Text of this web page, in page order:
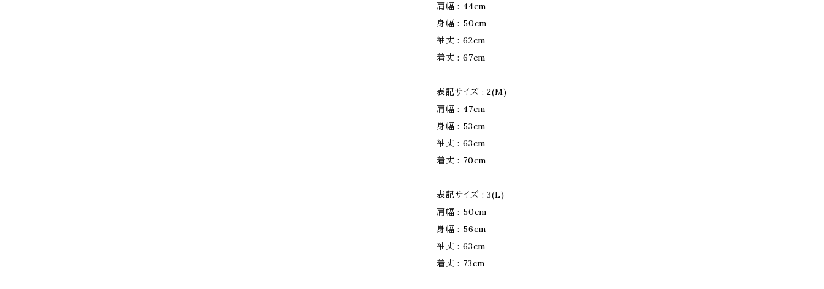
肩幅 : 44cm
身幅 : 50cm
袖丈 : 62cm
着丈 : 67cm
表記サイズ : 2(M)
肩幅 : 47cm
身幅 : 53cm
袖丈 : 63cm
着丈 : 70cm
表記サイズ : 3(L)
肩幅 : 50cm
身幅 : 56cm
袖丈 : 63cm
着丈 : 73cm